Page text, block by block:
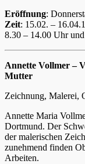
Eröffnung:
Zeit: 15.02. –
8.30 – 14.00 Uhr
Annette Vollmer –
Mutter
Zeichnung, Malerei,
Annette Maria
Dortmund. Der
der malerischen
zunehmend finden
Arbeiten.